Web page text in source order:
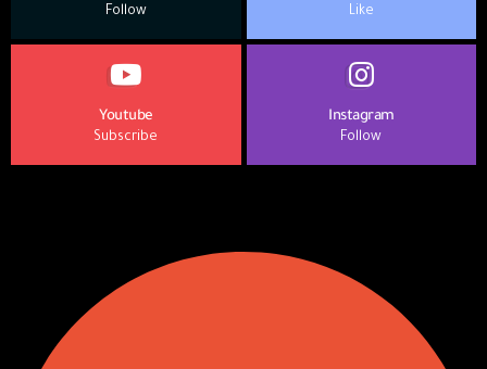
Like
Follow
Instagram
Follow
Youtube
Subscribe